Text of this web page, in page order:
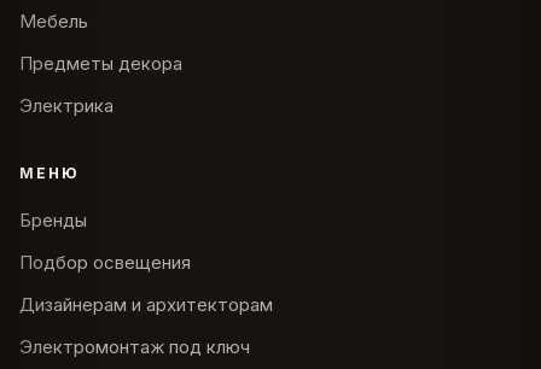
Мебель
Предметы декора
Электрика
МЕНЮ
Бренды
Подбор освещения
Дизайнерам и архитекторам
Электромонтаж под ключ